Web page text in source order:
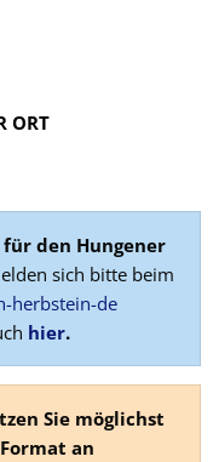
ORT
den Hungener
sich bitte beim
herbstein-de
hier.
Sie möglichst
an